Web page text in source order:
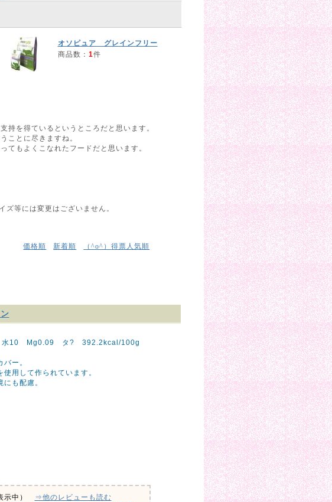
オソピュア グレインフリー
商品数： 1件
持を得ているというところだと思います。
ことに尽きますね。
てもよくこなれたフードだと思います。
等には変更はございません。
価格順 新着順 （^o^）得票人気順
10 Mg0.09 タ? 392.2kcal/100g
ー。
用して作られています。
も配慮。
中）
⇒他のレビューも読む